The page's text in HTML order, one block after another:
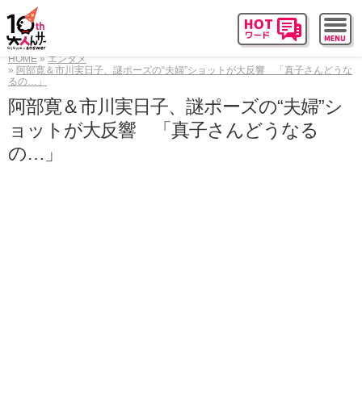
HOME
エンタメ
阿部寛＆市川実日子、謎ポーズの“夫婦”ショットが大反響 「真子さんどうな
るの…」
阿部寛＆市川実日子、謎ポーズの“夫婦”シ
ョットが大反響 「真子さんどうなる
の…」